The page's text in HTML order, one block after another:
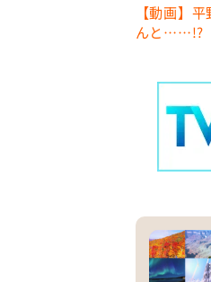
【動画】
んと……!?